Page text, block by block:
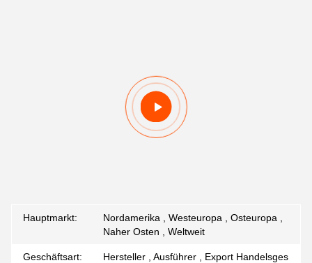
Hauptmarkt:
Nordamerika , Westeuropa , Osteuropa ,
Naher Osten , Weltweit
Geschäftsart:
Hersteller , Ausführer , Export Handelsges